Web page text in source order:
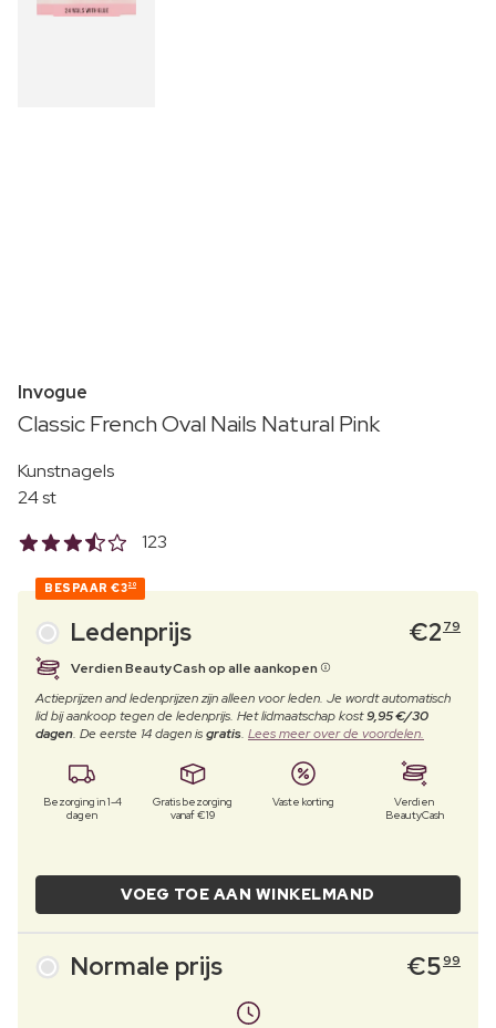
Invogue
Classic French Oval Nails Natural Pink
Kunstnagels
24 st
123
BESPAAR €320
Ledenprijs €2 79
Verdien BeautyCash op alle aankopen
Actieprijzen and ledenprijzen zijn alleen voor leden. Je wordt automatisch
lid bij aankoop tegen de ledenprijs. Het lidmaatschap kost9,95 €/30
dagen. De eerste 14 dagen isgratis. Lees meer over de voordelen.
Bezorging in 1-4
dagen
Gratis bezorging
vanaf €19
Vaste korting
Verdien
BeautyCash
VOEG TOE AAN WINKELMAND
Normale prijs €599